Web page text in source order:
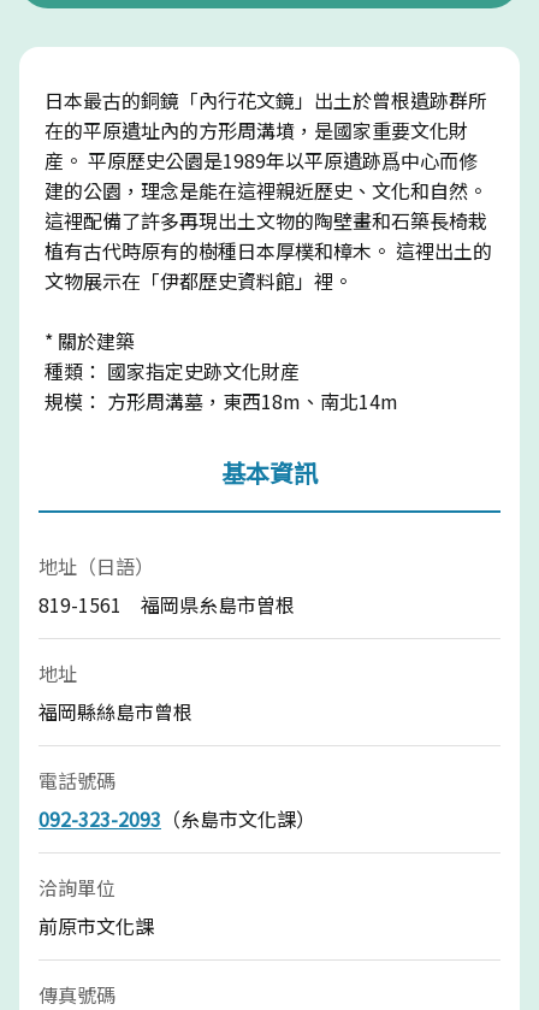
日本最古的銅鏡「內行花文鏡」出土於曾根遺跡群所
在的平原遺址內的方形周溝墳，是國家重要文化財
産。 平原歷史公園是1989年以平原遺跡爲中心而修
建的公園，理念是能在這裡親近歷史、文化和自然。
這裡配備了許多再現出土文物的陶壁畫和石築長椅栽
植有古代時原有的樹種日本厚樸和樟木。 這裡出土的
文物展示在「伊都歷史資料館」裡。
* 關於建築
種類： 國家指定史跡文化財産
規模： 方形周溝墓，東西18m、南北14m
基本資訊
地址（日語）
819-1561 福岡県糸島市曽根
地址
福岡縣絲島市曾根
電話號碼
092-323-2093 （糸島市文化課）
洽詢單位
前原市文化課
傳真號碼